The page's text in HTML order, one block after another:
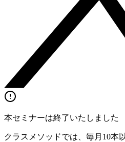
本セミナーは終了いたしました
クラスメソッドでは、毎月10本